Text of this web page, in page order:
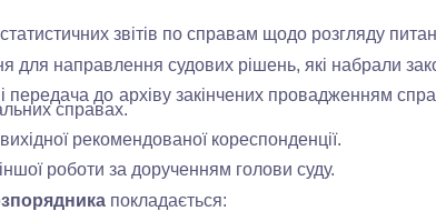
звітів по справам щодо розгляду
направлення судових рішень, які набрали
передача до архіву закінчених провадженням
справах.
рекомендованої кореспонденції.
роботи за дорученням голови суду.
покладається: